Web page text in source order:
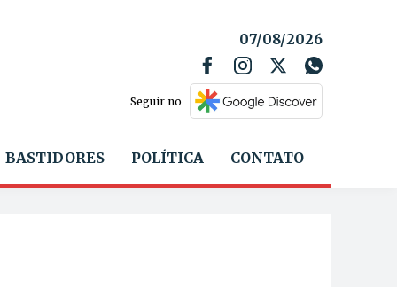
07/08/2026
Seguir no
BASTIDORES POLÍTICA CONTATO